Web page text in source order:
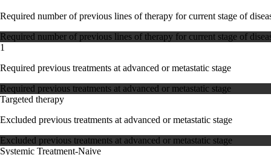
Required number of previous lines of therapy for current stage of
Required number of previous lines of therapy for current stage of
1
Required previous treatments at advanced or metastatic stage
Required previous treatments at advanced or metastatic stage
Targeted therapy
Excluded previous treatments at advanced or metastatic stage
Excluded previous treatments at advanced or metastatic stage
Systemic Treatment-Naive